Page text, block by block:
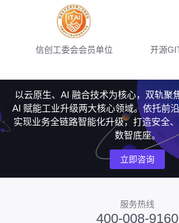
信创工委会会员单位 开源
以云原生、AI 融合技术为核心，双轨聚
AI 赋能工业升级两大核心领域。依托前
实现业务全链路智能化升级，打造安全
数智底座。
立即咨询
服务热线
400-008-9160